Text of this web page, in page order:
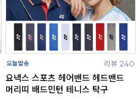
리뷰 240
요넥스 스포츠 헤어밴드 헤드밴드
머리띠 배드민턴 테니스 탁구